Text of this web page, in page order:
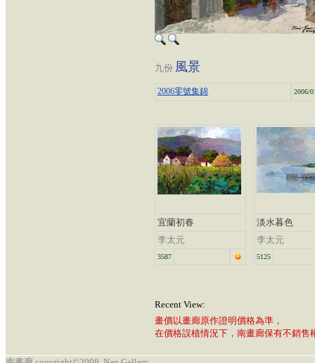
九份 風景
2006零號集錦 2006/
宜蘭初春
李太元
3587
淡水暮色
李太元
5125
Recent View:
畫價以畫廊原作證明價格為準，
在價格誤植情況下，南畫廊保有不銷售